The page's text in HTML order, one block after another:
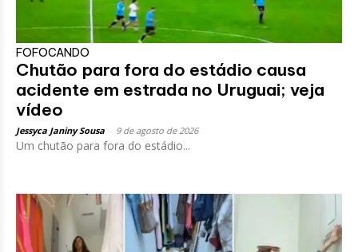
FOFOCANDO
Chutão para fora do estádio causa
acidente em estrada no Uruguai; veja
vídeo
Jessyca Janiny Sousa 9 de agosto de 2026
Um chutão para fora do estádio...